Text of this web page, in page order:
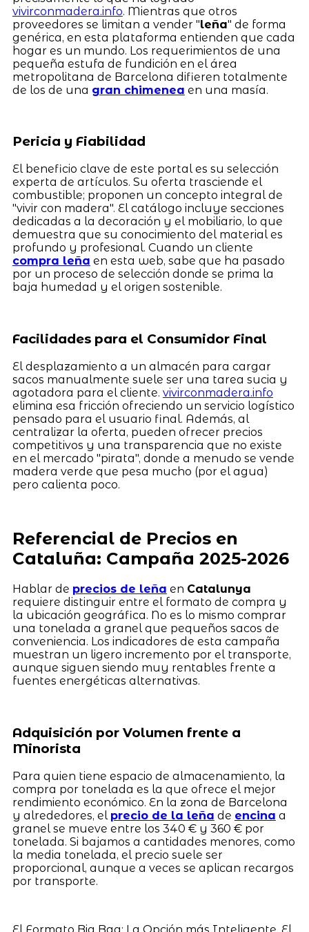
vivirconmadera.info. Mientras que otros
proveedores se limitan a vender "leña" de forma
genérica, en esta plataforma entienden que cada
hogar es un mundo. Los requerimientos de una
pequeña estufa de fundición en el área
metropolitana de Barcelona difieren totalmente
de los de una gran chimenea en una masía.
Pericia y Fiabilidad
El beneficio clave de este portal es su selección
experta de artículos. Su oferta trasciende el
combustible; proponen un concepto integral de
"vivir con madera". El catálogo incluye secciones
dedicadas a la decoración y el mobiliario, lo que
demuestra que su conocimiento del material es
profundo y profesional. Cuando un cliente
compra leña en esta web, sabe que ha pasado
por un proceso de selección donde se prima la
baja humedad y el origen sostenible.
Facilidades para el Consumidor Final
El desplazamiento a un almacén para cargar
sacos manualmente suele ser una tarea sucia y
agotadora para el cliente. vivirconmadera.info
elimina esa fricción ofreciendo un servicio logístico
pensado para el usuario final. Además, al
centralizar la oferta, pueden ofrecer precios
competitivos y una transparencia que no existe
en el mercado "pirata", donde a menudo se vende
madera verde que pesa mucho (por el agua)
pero calienta poco.
Referencial de Precios en
Cataluña: Campaña 2025-2026
Hablar de precios de leña en Catalunya
requiere distinguir entre el formato de compra y
la ubicación geográfica. No es lo mismo comprar
una tonelada a granel que pequeños sacos de
conveniencia. Los indicadores de esta campaña
muestran un ligero incremento por el transporte,
aunque siguen siendo muy rentables frente a
fuentes energéticas alternativas.
Adquisición por Volumen frente a
Minorista
Para quien tiene espacio de almacenamiento, la
compra por tonelada es la que ofrece el mejor
rendimiento económico. En la zona de Barcelona
y alrededores, el precio de la leña de encina a
granel se mueve entre los 340 € y 360 € por
tonelada. Si bajamos a cantidades menores, como
la media tonelada, el precio suele ser
proporcional, aunque a veces se aplican recargos
por transporte.